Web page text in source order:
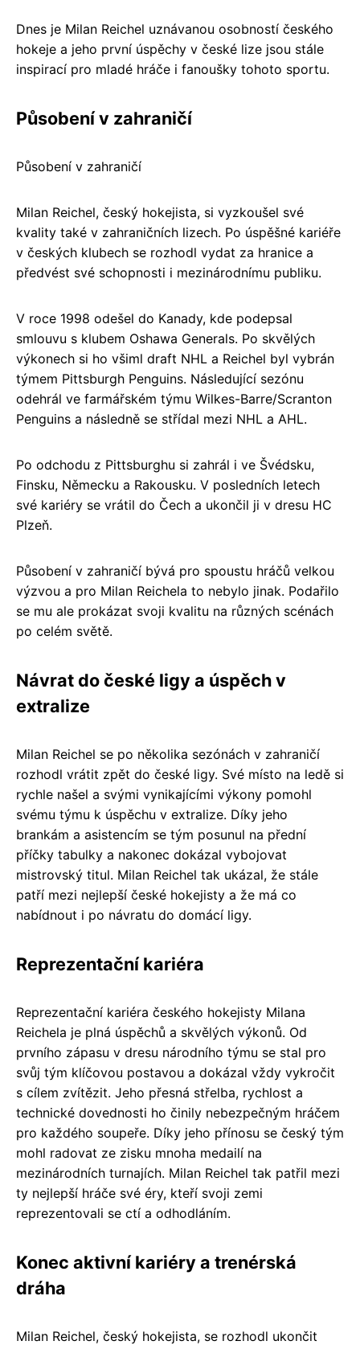
Dnes je Milan Reichel uznávanou osobností českého
hokeje a jeho první úspěchy v české lize jsou stále
inspirací pro mladé hráče i fanoušky tohoto sportu.
Působení v zahraničí
Působení v zahraničí
Milan Reichel, český hokejista, si vyzkoušel své
kvality také v zahraničních lizech. Po úspěšné kariéře
v českých klubech se rozhodl vydat za hranice a
předvést své schopnosti i mezinárodnímu publiku.
V roce 1998 odešel do Kanady, kde podepsal
smlouvu s klubem Oshawa Generals. Po skvělých
výkonech si ho všiml draft NHL a Reichel byl vybrán
týmem Pittsburgh Penguins. Následující sezónu
odehrál ve farmářském týmu Wilkes-Barre/Scranton
Penguins a následně se střídal mezi NHL a AHL.
Po odchodu z Pittsburghu si zahrál i ve Švédsku,
Finsku, Německu a Rakousku. V posledních letech
své kariéry se vrátil do Čech a ukončil ji v dresu HC
Plzeň.
Působení v zahraničí bývá pro spoustu hráčů velkou
výzvou a pro Milan Reichela to nebylo jinak. Podařilo
se mu ale prokázat svoji kvalitu na různých scénách
po celém světě.
Návrat do české ligy a úspěch v
extralize
Milan Reichel se po několika sezónách v zahraničí
rozhodl vrátit zpět do české ligy. Své místo na ledě si
rychle našel a svými vynikajícími výkony pomohl
svému týmu k úspěchu v extralize. Díky jeho
brankám a asistencím se tým posunul na přední
příčky tabulky a nakonec dokázal vybojovat
mistrovský titul. Milan Reichel tak ukázal, že stále
patří mezi nejlepší české hokejisty a že má co
nabídnout i po návratu do domácí ligy.
Reprezentační kariéra
Reprezentační kariéra českého hokejisty Milana
Reichela je plná úspěchů a skvělých výkonů. Od
prvního zápasu v dresu národního týmu se stal pro
svůj tým klíčovou postavou a dokázal vždy vykročit
s cílem zvítězit. Jeho přesná střelba, rychlost a
technické dovednosti ho činily nebezpečným hráčem
pro každého soupeře. Díky jeho přínosu se český tým
mohl radovat ze zisku mnoha medailí na
mezinárodních turnajích. Milan Reichel tak patřil mezi
ty nejlepší hráče své éry, kteří svoji zemi
reprezentovali se ctí a odhodláním.
Konec aktivní kariéry a trenérská
dráha
Milan Reichel, český hokejista, se rozhodl ukončit